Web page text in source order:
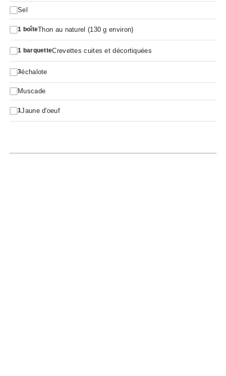
Sel
1 boîteThon au naturel (130 g environ)
1 barquetteCrevettes cuites et décortiquées
3échalote
Muscade
1Jaune d'oeuf